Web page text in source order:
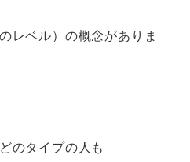
レベル）の概念がありま
のタイプの人も